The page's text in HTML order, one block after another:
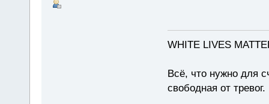
WHITE LIVES
Всё, что нужно для
свободная от